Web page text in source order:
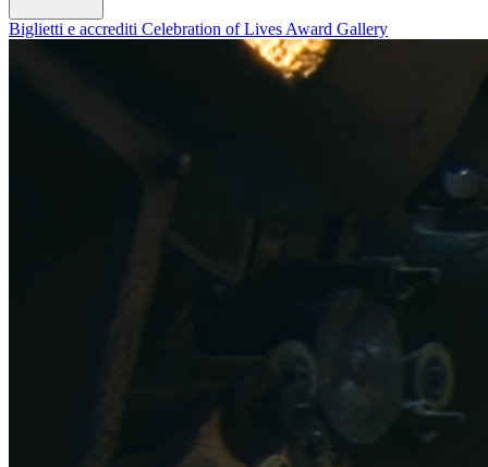
Biglietti e accrediti Celebration of Lives Award Gallery